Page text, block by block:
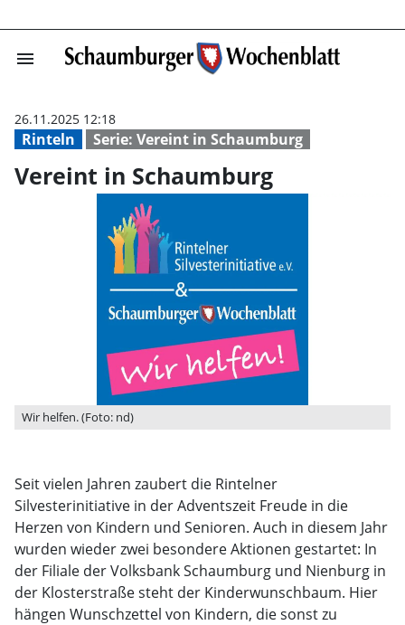
menu Vereint in
Rinteln Serie: Vereint in Schaumburg
26.11.2025 12:18
Vereint in Schaumburg
Wir helfen. (Foto: nd)
Seit vielen Jahren zaubert die Rintelner
Silvesterinitiative in der Adventszeit Freude in die
Herzen von Kindern und Senioren. Auch in diesem Jahr
wurden wieder zwei besondere Aktionen gestartet: In
der Filiale der Volksbank Schaumburg und Nienburg in
der Klosterstraße steht der Kinderwunschbaum. Hier
hängen Wunschzettel von Kindern, die sonst zu